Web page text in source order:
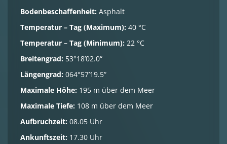
Bodenbeschaffenheit: Asphalt
Temperatur – Tag (Maximum): 40 °C
Temperatur – Tag (Minimum): 22 °C
Breitengrad: 53°18’02.0“
Längengrad: 064°57’19.5“
Maximale Höhe: 195 m über dem Meer
Maximale Tiefe: 108 m über dem Meer
Aufbruchzeit: 08.05 Uhr
Ankunftszeit: 17.30 Uhr